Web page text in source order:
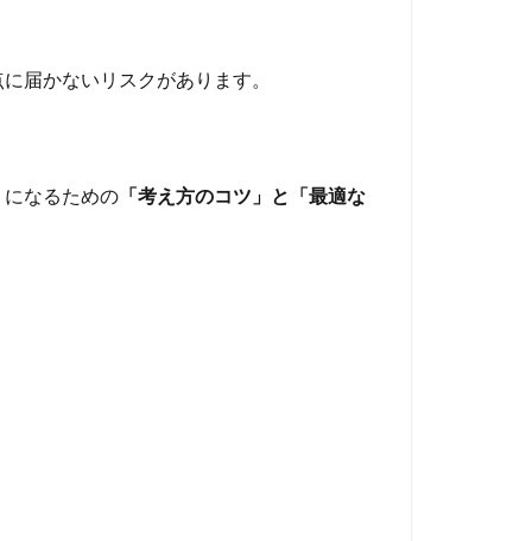
届かないリスクがあります。
なるための 「考え方のコツ」と「最適な